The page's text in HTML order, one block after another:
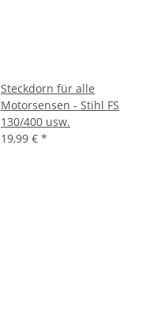
Steckdorn für alle
Motorsensen - Stihl FS
130/400 usw.
19,99 € *